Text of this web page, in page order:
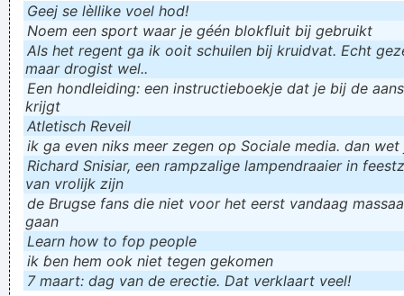
Geej se lèllike voel hod!
Noem een sport waar je géén blokfluit bij gebruikt
Als het regent ga ik ooit schuilen bij kruidvat. Echt
maar drogist wel..
Een hondleiding: een instructieboekje dat je bij de
krijgt
Atletisch Reveil
ik ga even niks meer zegen op Sociale media. dan
Richard Snisiar, een rampzalige lampendraaier in
van vrolijk zijn
de Brugse fans die niet voor het eerst vandaag
gaan
Learn how to fop people
ik ɓen hem ook niet tegen gekomen
7 maart: dag van de erectie. Dat verklaart veel!